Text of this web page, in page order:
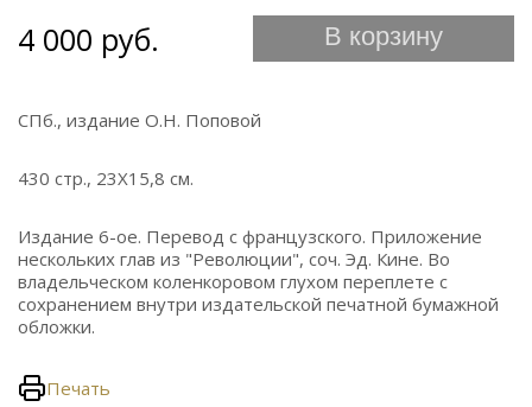
4 000 руб. В корзину
СПб., издание О.Н. Поповой
430 стр., 23Х15,8 см.
Издание 6-ое. Перевод с французского. Приложение
нескольких глав из "Революции", соч. Эд. Кине. Во
владельческом коленкоровом глухом переплете с
сохранением внутри издательской печатной бумажной
обложки.
Печать